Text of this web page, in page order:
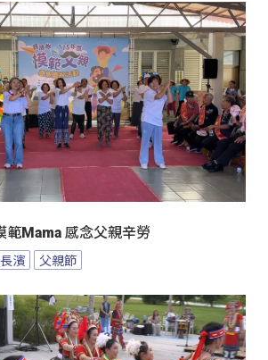
範Mama 感念父親辛勞
濱 父親節